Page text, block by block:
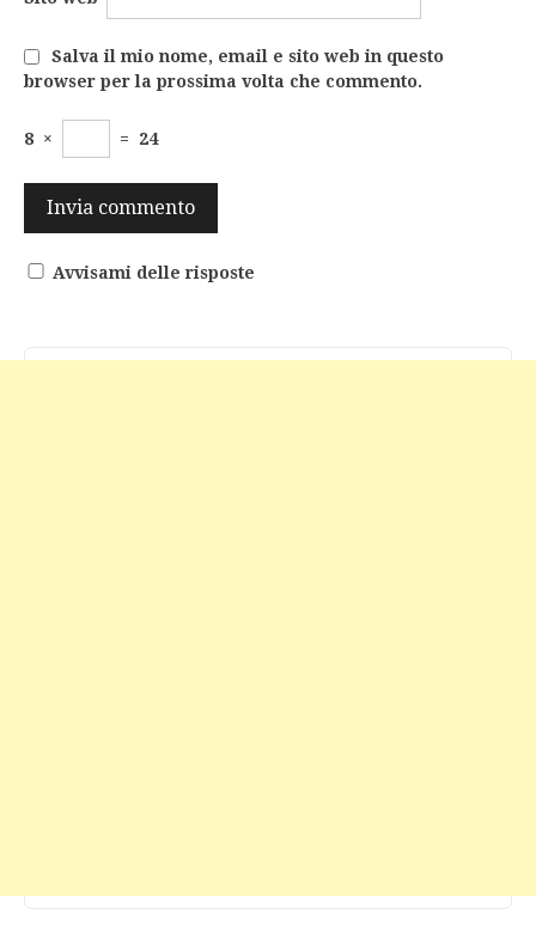
Salva il mio nome, email e sito web in questo
browser per la prossima volta che commento.
8 × = 24
Avvisami delle risposte